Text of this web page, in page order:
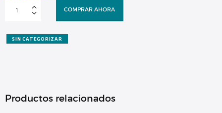
ALEMAN
2026
COMPRAR AHORA
SIN CATEGORIZAR
Productos relacionados